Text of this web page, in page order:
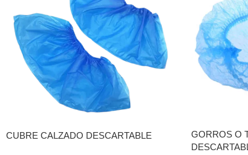
CUBRE CALZADO DESCARTABLE
GORROS O